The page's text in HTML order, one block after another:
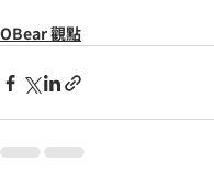
OBear 觀點